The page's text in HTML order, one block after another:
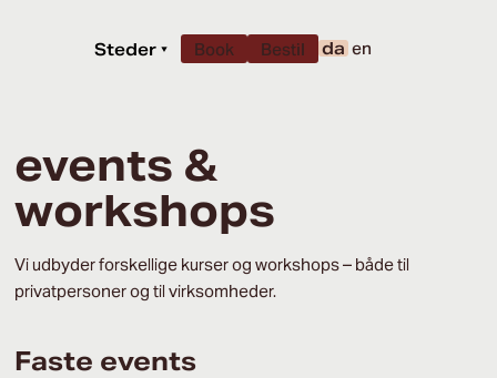
Steder▾ Book Bestil da en
events &
workshops
Vi udbyder forskellige kurser og workshops – både til
privatpersoner og til virksomheder.
Faste events